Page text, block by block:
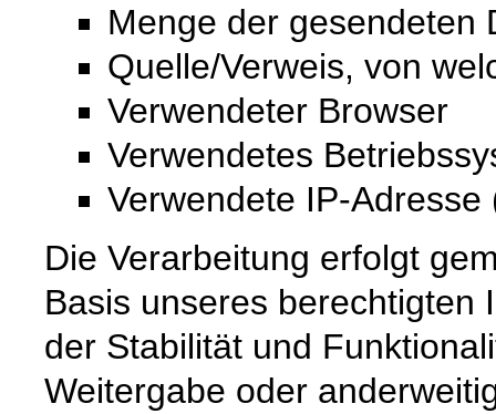
Menge der gesendeten
Quelle/Verweis, von
Verwendeter Browser
Verwendetes
Verwendete IP-
Die Verarbeitung erfolgt
Basis unseres berechtigten
der Stabilität und
Weitergabe oder